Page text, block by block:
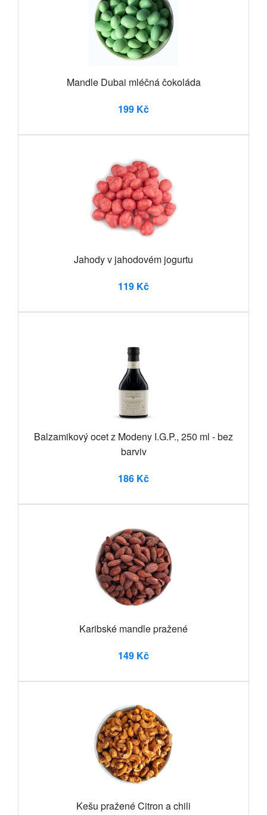
Mandle Dubai mléčná čokoláda
199 Kč
Jahody v jahodovém jogurtu
119 Kč
Balzamikový ocet z Modeny I.G.P., 250 ml - bez
barviv
186 Kč
Karibské mandle pražené
149 Kč
Kešu pražené Citron a chili